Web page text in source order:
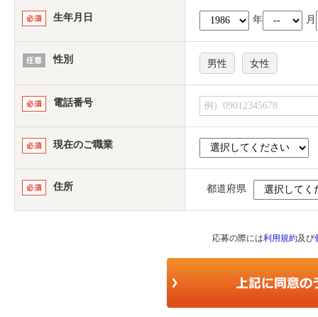
生年月日 年 月
性別 男性 女性
電話番号
現在のご職業
住所 都道府県
応募の際には利用規約及び